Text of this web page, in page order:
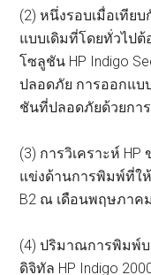
(2) หนึ่งรอบเมื่อเทีย
แบบเดิมที่โดยทั่วไป
โซลูชัน HP Indigo
ปลอดภัย การออกแบ
ชันที่ปลอดภัยด้วยการ
(3) การวิเคราะห์ HP
แข่งด้านการพิมพ์ที่ใ
B2 ณ เดือนพฤษภาค
(4) ปริมาณการพิมพ์
ดิจิทัล HP Indigo